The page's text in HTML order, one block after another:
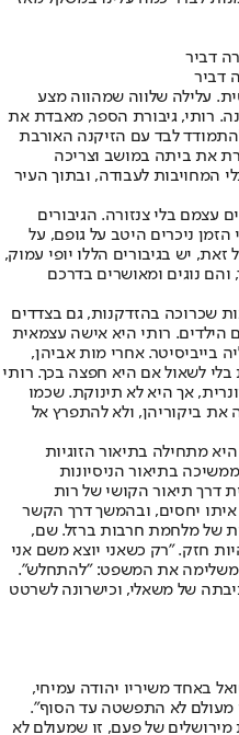
דביר
דביר
עלילה שלווה שמהווה מצע
רותי, גיבורת הספר, מאבדת את
לבד עם הזיקנה האורבת
את ביתה במושב וצריכה
המחויבות לעבודה, ובתוך העיר
עצמם בלי צנזורה. הגיבורים
ניכרים היטב על גופם, על
יש בגיבורים הללו יופי עמוק,
והם נוגים ומאושרים בדרכם
שכרוכה בהזדקנות, גם בצדדים
רותי היא אישה עצמאית
בייביסיטר. אחרי מות אביהן,
לשאול אם היא חפצה בכך. רותי
אך היא לא תינוקת. שכמו
את ביקוריהן, ולא להתפרץ אל
מתחילה בתיאור הזוגיות
בתיאור הניסיונות
דרך תיאור הקושי של רות
יחסים, ובהמשך דרך הקשר
של מלחמת חרבות ברזל. שם,
חזק. "רק כשאני יוצא משם אני
משלימה את המשפט: "להתחלש".
של משאלי, וכישרונה לשרטט
באחד משיריו יהודה עמיחי,
מעולם לא התפשטה עד הסוף".
של פעם, זו שמעולם לא